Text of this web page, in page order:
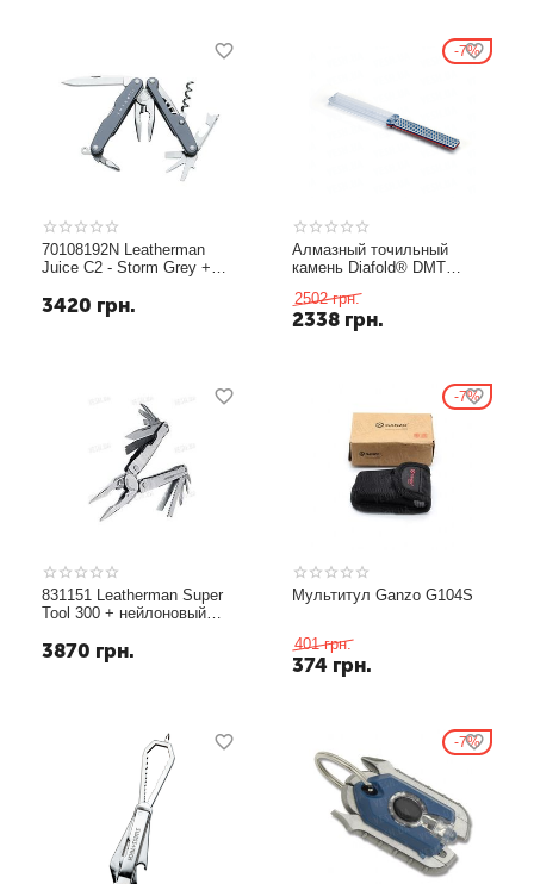
70108192N Leatherman
Juice C2 - Storm Grey +
подарочная коробка
3420 грн.
7%
Алмазный точильный
камень Diafold® DMT
2502 грн.
2338 грн.
831151 Leatherman Super
Tool 300 + нейлоновый
3870 грн.
7%
Мультитул Ganzo G104S
401 грн.
374 грн.
7%